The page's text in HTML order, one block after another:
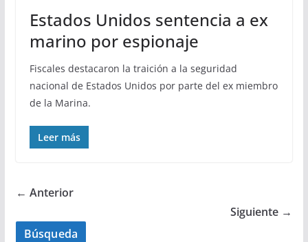
Estados Unidos sentencia a ex
marino por espionaje
Fiscales destacaron la traición a la seguridad
nacional de Estados Unidos por parte del ex miembro
de la Marina.
Leer más
← Anterior
Siguiente →
Búsqueda